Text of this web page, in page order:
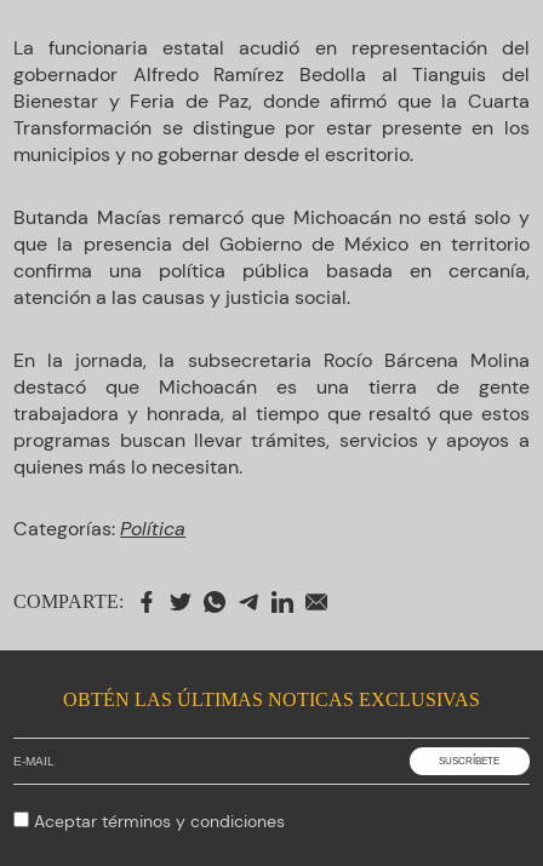
La funcionaria estatal acudió en representación del
gobernador Alfredo Ramírez Bedolla al Tianguis del
Bienestar y Feria de Paz, donde afirmó que la Cuarta
Transformación se distingue por estar presente en los
municipios y no gobernar desde el escritorio.
Butanda Macías remarcó que Michoacán no está solo y
que la presencia del Gobierno de México en territorio
confirma una política pública basada en cercanía,
atención a las causas y justicia social.
En la jornada, la subsecretaria Rocío Bárcena Molina
destacó que Michoacán es una tierra de gente
trabajadora y honrada, al tiempo que resaltó que estos
programas buscan llevar trámites, servicios y apoyos a
quienes más lo necesitan.
Categorías:Política
COMPARTE:
OBTÉN LAS ÚLTIMAS NOTICAS EXCLUSIVAS
Aceptartérminos y condiciones